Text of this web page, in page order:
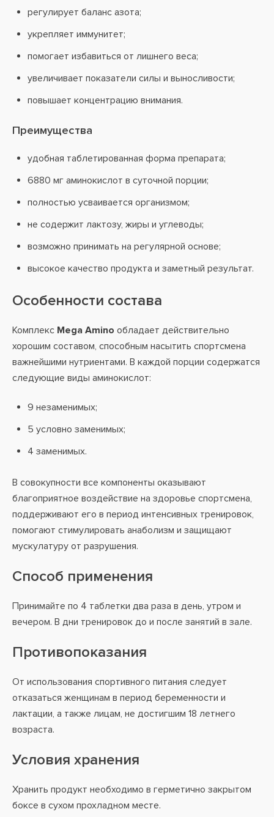
регулирует баланс азота;
укрепляет иммунитет;
помогает избавиться от лишнего веса;
увеличивает показатели силы и выносливости;
повышает концентрацию внимания.
Преимущества
удобная таблетированная форма препарата;
6880 мг аминокислот в суточной порции;
полностью усваивается организмом;
не содержит лактозу, жиры и углеводы;
возможно принимать на регулярной основе;
высокое качество продукта и заметный результат.
Особенности состава
Комплекс Mega Amino обладает действительно
хорошим составом, способным насытить спортсмена
важнейшими нутриентами. В каждой порции содержатся
следующие виды аминокислот:
9 незаменимых;
5 условно заменимых;
4 заменимых.
В совокупности все компоненты оказывают
благоприятное воздействие на здоровье спортсмена,
поддерживают его в период интенсивных тренировок,
помогают стимулировать анаболизм и защищают
мускулатуру от разрушения.
Способ применения
Принимайте по 4 таблетки два раза в день, утром и
вечером. В дни тренировок до и после занятий в зале.
Противопоказания
От использования спортивного питания следует
отказаться женщинам в период беременности и
лактации, а также лицам, не достигшим 18 летнего
возраста.
Условия хранения
Хранить продукт необходимо в герметично закрытом
боксе в сухом прохладном месте.